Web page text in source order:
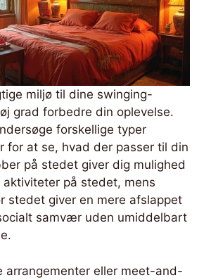
miljø til dine swinging-
grad forbedre din oplevelse.
forskellige typer
for at se, hvad der passer til din
på stedet giver dig mulighed
på stedet, mens
stedet giver en mere afslappet
samvær uden umiddelbart
arrangementer eller meet-and-